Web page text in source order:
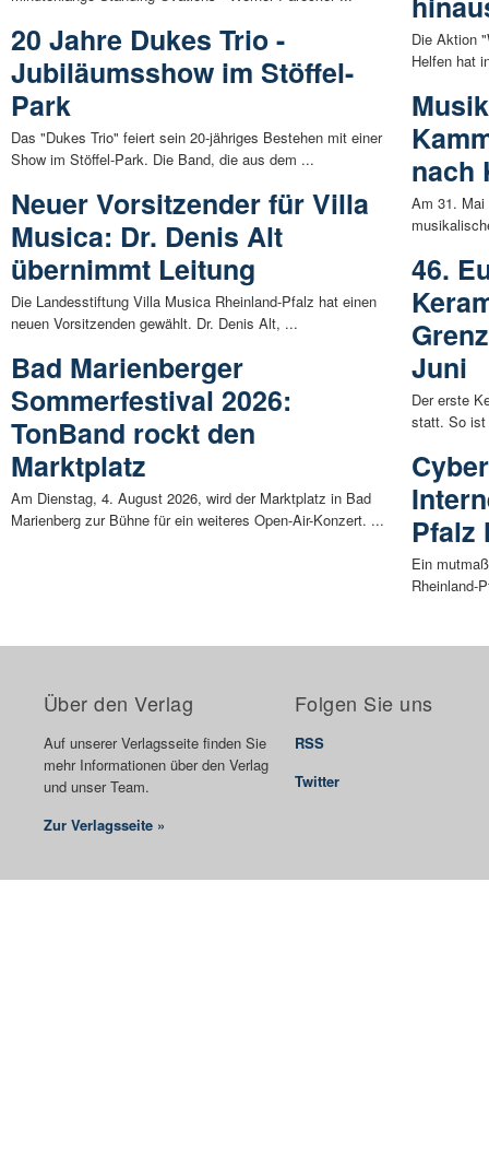
20 Jahre Dukes Trio -
Jubiläumsshow im Stöffel-
Park
Das "Dukes Trio" feiert sein 20-jähriges Bestehen mit einer
Show im Stöffel-Park. Die Band, die aus dem ...
Neuer Vorsitzender für Villa
Musica: Dr. Denis Alt
übernimmt Leitung
Die Landesstiftung Villa Musica Rheinland-Pfalz hat einen
neuen Vorsitzenden gewählt. Dr. Denis Alt, ...
Bad Marienberger
Sommerfestival 2026:
TonBand rockt den
Marktplatz
Am Dienstag, 4. August 2026, wird der Marktplatz in Bad
Marienberg zur Bühne für ein weiteres Open-Air-Konzert. ...
Die Aktion
Helfen hat
nach
Am 31.
46.
Juni
Der erste
statt. So ist
Pfalz
Ein
Rheinland-
Über den Verlag
Auf unserer Verlagsseite finden Sie
mehr Informationen über den Verlag
und unser Team.
Zur Verlagsseite »
Folgen Sie uns
RSS
Twitter